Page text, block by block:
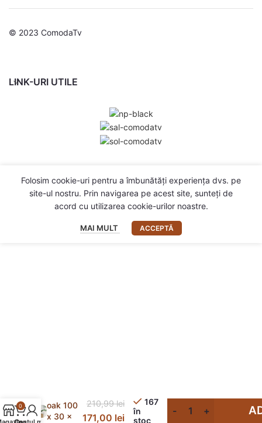
© 2023 ComodaTv
LINK-URI UTILE
Folosim cookie-uri pentru a îmbunătăți experiența dvs. pe
site-ul nostru. Prin navigarea pe acest site, sunteți de
acord cu utilizarea cookie-urilor noastre.
MAI MULT ACCEPTĂ
oak 100
x 30 x
210,99lei
171,00 lei
167
în
stoc
0